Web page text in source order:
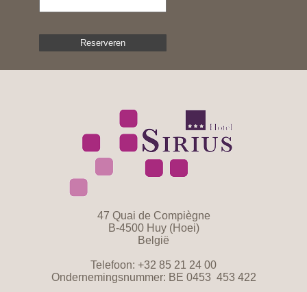
47 Quai de Compiègne
B-4500 Huy (Hoei)
België
Telefoon: +32 85 21 24 00
Ondernemingsnummer: BE 0453 453 422